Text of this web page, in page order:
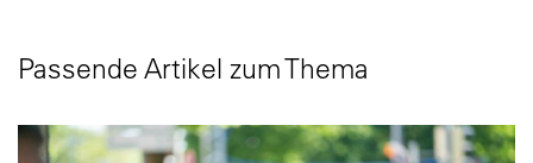
Passende Artikel zum Thema